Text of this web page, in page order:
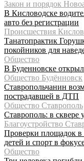
Закон и порядок
В Кисловодске
авто без регистрации
Происшествия
Танатопрактик
покойников для
Общество
В Буденновске
Общество Будённовск
Ставропольчанин
пострадавшей в ДТП
Общество Ставрополь
Ставрополь: в сквере
Благоустройство
Проверки площадок в
детей и спорт в
Общество